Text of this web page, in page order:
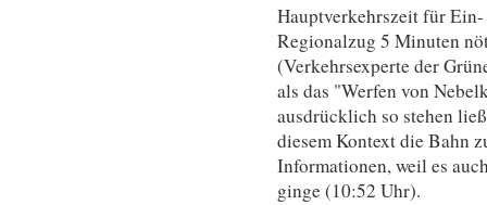
Hauptverkehrszeit für
Regionalzug 5 Minuten
(Verkehrsexperte der
als das "Werfen von
ausdrücklich so stehen
diesem Kontext die Bahn
Informationen, weil es
ginge (10:52 Uhr).